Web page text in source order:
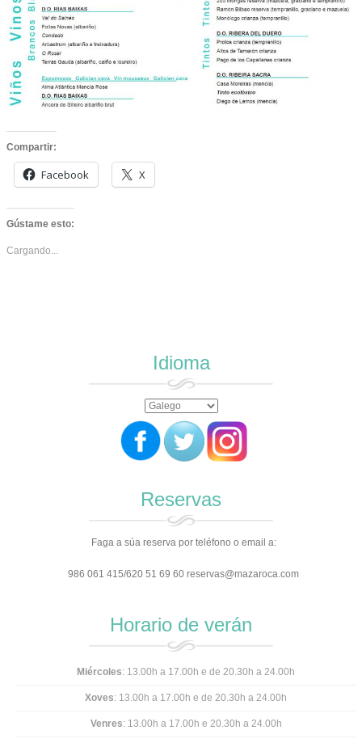
Compartir:
Facebook X
Gústame esto:
Cargando...
Idioma
Reservas
Faga a súa reserva por teléfono o email a:
986 061 415/620 51 69 60 reservas@mazaroca.com
Horario de verán
Miércoles: 13.00h a 17.00h e de 20.30h a 24.00h
Xoves: 13.00h a 17.00h e de 20.30h a 24.00h
Venres: 13.00h a 17.00h e 20.30h a 24.00h